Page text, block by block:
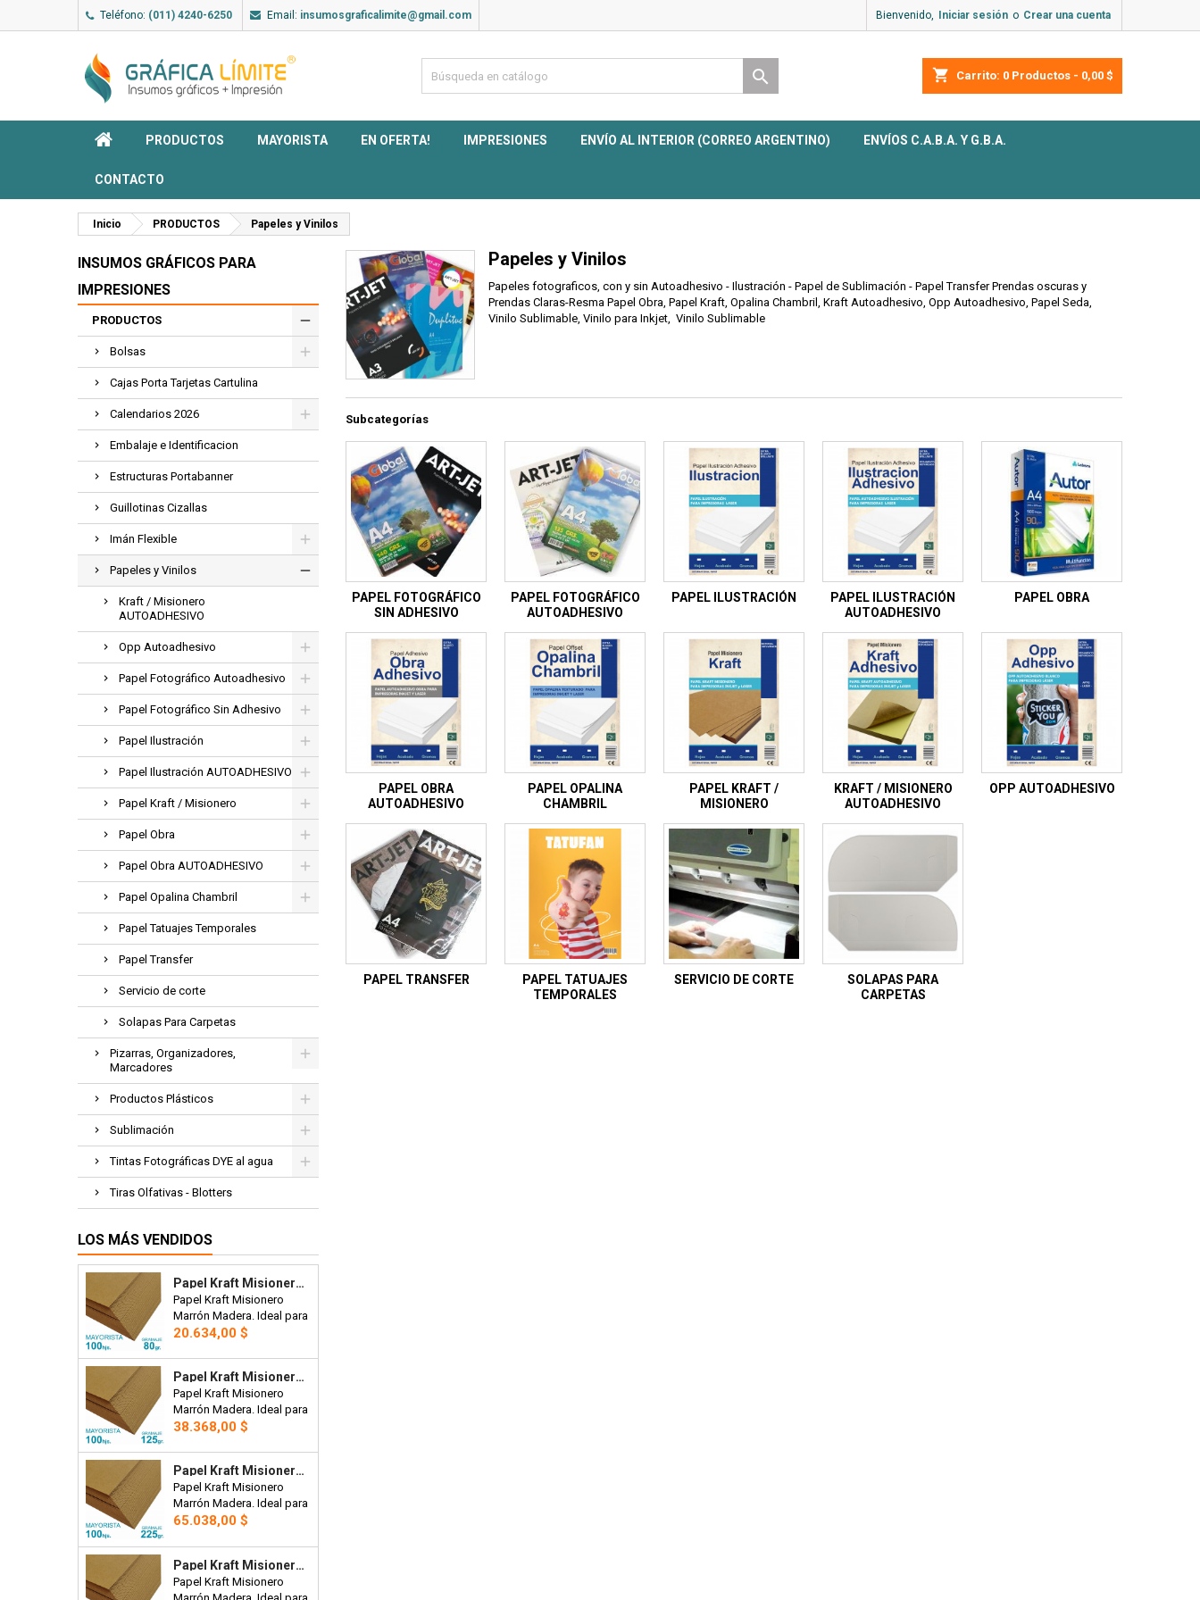
Teléfono: (011) 4240-6250 Email: insumosgraficalimite@gmail.com Bienvenido, Iniciar sesión o Crear una cuenta
shopping_cart Carrito: 0 Productos - 0,00 $

PRODUCTOS MAYORISTA EN OFERTA! IMPRESIONES ENVÍO AL INTERIOR (CORREO ARGENTINO) ENVÍOS C.A.B.A. Y G.B.A.
CONTACTO
Inicio PRODUCTOS Papeles y Vinilos
INSUMOS GRÁFICOS PARA
IMPRESIONES
PRODUCTOS
Bolsas
Cajas Porta Tarjetas Cartulina
Calendarios 2026
Embalaje e Identificacion
Estructuras Portabanner
Guillotinas Cizallas
Imán Flexible
Papeles y Vinilos
Kraft / Misionero
AUTOADHESIVO
Opp Autoadhesivo
Papel Fotográfico Autoadhesivo
Papel Fotográfico Sin Adhesivo
Papel Ilustración
Papel Ilustración AUTOADHESIVO
Papel Kraft / Misionero
Papel Obra
Papel Obra AUTOADHESIVO
Papel Opalina Chambril
Papel Tatuajes Temporales
Papel Transfer
Servicio de corte
Solapas Para Carpetas
Pizarras, Organizadores,
Marcadores
Productos Plásticos
Sublimación
Tintas Fotográficas DYE al agua
Tiras Olfativas - Blotters
LOS MÁS VENDIDOS
Papel Kraft Misionero 120 X 85cm. 80 Gr. Madera Marron X100 Hojas Precio Mayorista.
Papel Kraft Misionero
Marrón Madera. Ideal para
bolsas, manteles,
Mayorista x 100 hojas.
Precio
20.634,00 $
Papel Kraft Misionero 120 X 85cm. 125 Gr. Madera Marrón X100 Hojas Precio Mayorista.
Papel Kraft Misionero
Marrón Madera. Ideal para
bolsas, artesanías,
costura, tarjetas,
envoltorios, invitaciones.
120 x 85cm. 270 gr. Precio
Mayorista x100 hojas
Precio
38.368,00 $
Papel Kraft Misionero 120 X 85cm. 225 Gr. Madera Marrón X100 Hojas Precio Mayorista.
Papel Kraft Misionero
Marrón Madera. Ideal para
bolsas, artesanías,
plantillas de corte para
costura, tarjetas,
envoltorios, invitaciones.
Precio
65.038,00 $
Papel Kraft Misionero 120 X 85cm. 270 Gr. Madera Marrón X20 Hojas
Papel Kraft Misionero
Papeles y Vinilos
Papeles fotograficos, con y sin Autoadhesivo - Ilustración - Papel de Sublimación - Papel Transfer Prendas oscuras y
Prendas Claras-Resma Papel Obra, Papel Kraft, Opalina Chambril, Kraft Autoadhesivo, Opp Autoadhesivo, Papel Seda,
Vinilo Sublimable, Vinilo para Inkjet, Vinilo Sublimable
Subcategorías
PAPEL FOTOGRÁFICO
SIN ADHESIVO
PAPEL FOTOGRÁFICO
AUTOADHESIVO
PAPEL ILUSTRACIÓN
PAPEL ILUSTRACIÓN
AUTOADHESIVO
PAPEL OBRA
PAPEL OBRA
AUTOADHESIVO
PAPEL OPALINA
CHAMBRIL
PAPEL KRAFT /
MISIONERO
KRAFT / MISIONERO
AUTOADHESIVO
OPP AUTOADHESIVO
PAPEL TRANSFER
PAPEL TATUAJES
TEMPORALES
SERVICIO DE CORTE
SOLAPAS PARA
CARPETAS